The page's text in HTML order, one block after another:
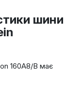
шини
160A8/B має